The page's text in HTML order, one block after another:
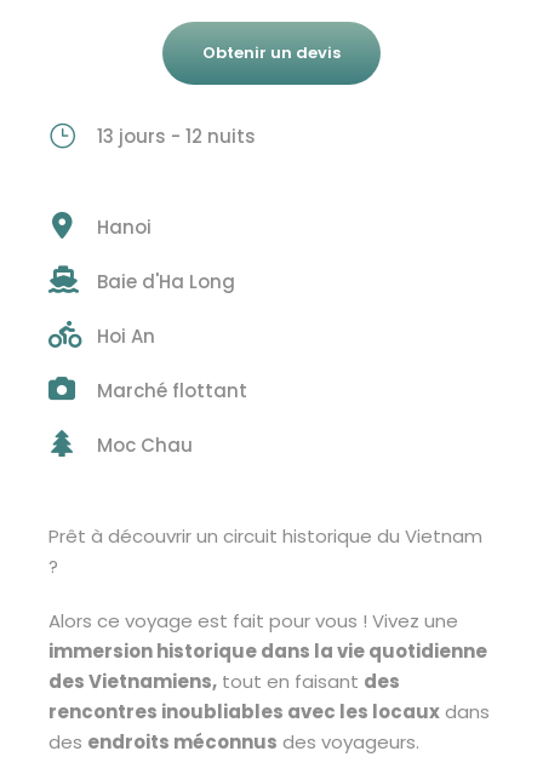
Obtenir un devis
13 jours - 12 nuits
Hanoi
Baie d'Ha Long
Hoi An
Marché flottant
Moc Chau
Prêt à découvrir un circuit historique du Vietnam
?
Alors ce voyage est fait pour vous ! Vivez une
immersion historique dans la vie quotidienne
des Vietnamiens, tout en faisant des
rencontres inoubliables avec les locauxdans
des endroits méconnus des voyageurs.